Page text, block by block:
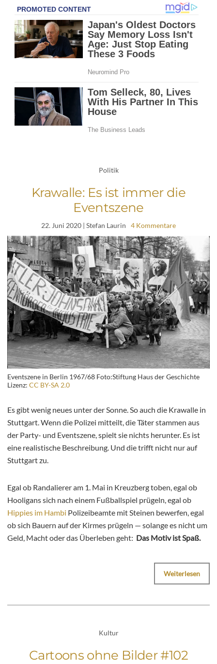
Politik
Krawalle: Es ist immer die
Eventszene
22. Juni 2020 | Stefan Laurin 4 Kommentare
Eventszene in Berlin 1967/68 Foto:Stiftung Haus der Geschichte
Lizenz: CC BY-SA 2.0
Es gibt wenig neues unter der Sonne. So auch die Krawalle in
Stuttgart. Wenn die Polizei mitteilt, die Täter stammen aus
der Party- und Eventszene, spielt sie nichts herunter. Es ist
eine realistische Beschreibung. Und die trifft nicht nur auf
Stuttgart zu.
Egal ob Randalierer am 1. Mai in Kreuzberg toben, egal ob
Hooligans sich nach einem Fußballspiel prügeln, egal ob
Hippies im Hambi Polizeibeamte mit Steinen bewerfen, egal
ob sich Bauern auf der Kirmes prügeln — solange es nicht um
Geld, Macht oder das Überleben geht: Das Motiv ist Spaß.
Weiterlesen
Kultur
Cartoons ohne Bilder #102